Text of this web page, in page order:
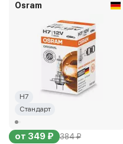
Osram
H7
Стандарт
от 349 ₽ 384 ₽